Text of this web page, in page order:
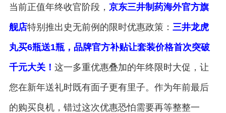
当前正值年终收官阶段， 京东三井制药海外官方旗
舰店特别推出史无前例的限时优惠政策： 三井龙虎
丸买6瓶送1瓶，品牌官方补贴让套装价格首次突破
千元大关！ 这一多重优惠叠加的年终限时大促，让
您在新年送礼时既有面子更有里子。作为年前最后
的购买良机，错过这次优惠恐怕需要再等整整一